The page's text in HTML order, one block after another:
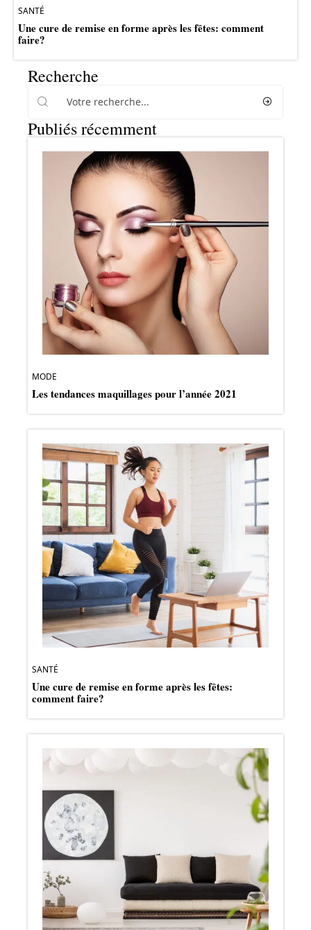
SANTÉ
Une cure de remise en forme après les fêtes: comment
faire?
Recherche
Publiés récemment
MODE
Les tendances maquillages pour l’année 2021
SANTÉ
Une cure de remise en forme après les fêtes:
comment faire?